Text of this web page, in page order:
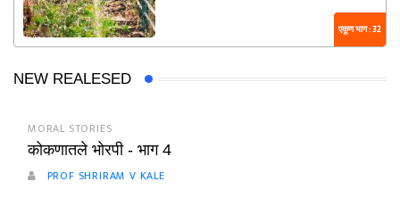
एकूण भाग : 32
NEW REALESED
MORAL STORIES
कोकणातले भोरपी - भाग 4
PROF SHRIRAM V KALE